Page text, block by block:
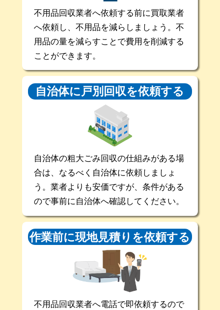
不用品回収業者へ依頼する前に買取業者
へ依頼し、不用品を減らしましょう。不
用品の量を減らすことで費用を削減する
ことができます。
自治体に戸別回収を依頼する
自治体の粗大ごみ回収の仕組みがある場
合は、なるべく自治体に依頼しましょ
う。業者よりも安価ですが、条件がある
ので事前に自治体へ確認してください。
作業前に現地見積りを依頼する
不用品回収業者へ電話で即依頼するので